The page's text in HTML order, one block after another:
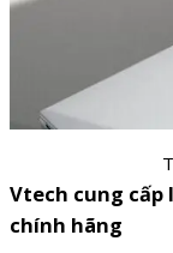
Vtech cung cấp
chính hãng